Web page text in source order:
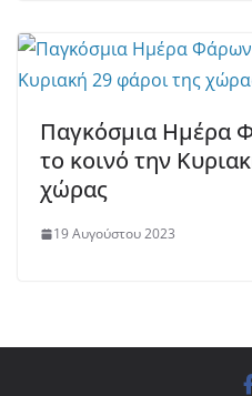
Παγκόσμια Ημέρα
το κοινό την
χώρας
19 Αυγούστου 2023